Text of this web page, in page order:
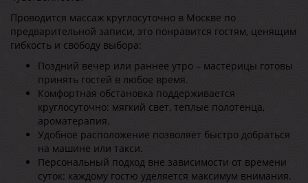
Проводится массаж круглосуточно в Москве по
предварительной записи, это понравится гостям, ценящим
гибкость и свободу выбора:
Поздний вечер или раннее утро – мастерицы готовы
принять гостей в любое время.
Комфортная обстановка поддерживается
круглосуточно: мягкий свет, теплые полотенца,
ароматерапия.
Удобное расположение позволяет быстро добраться
на машине или такси.
Персональный подход вне зависимости от времени
суток: каждому гостю уделяется максимум внимания.